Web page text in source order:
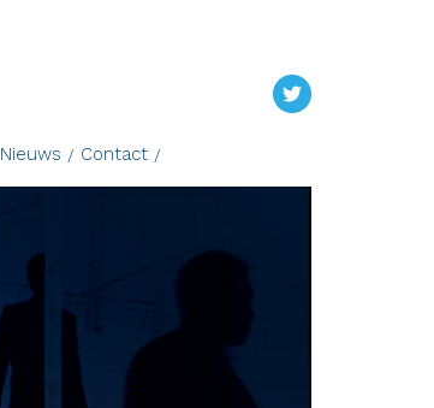
Nieuws Contact